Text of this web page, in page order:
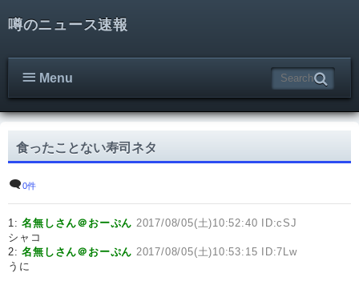
噂のニュース速報
Menu
食ったことない寿司ネタ
0件
1:名無しさん＠おーぷん 2017/08/05(土)10:52:40 ID:cSJ
シャコ
2:名無しさん＠おーぷん 2017/08/05(土)10:53:15 ID:7Lw
うに